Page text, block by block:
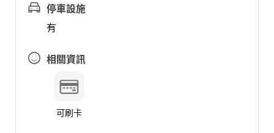
停車設施
有
相關資訊
可刷卡